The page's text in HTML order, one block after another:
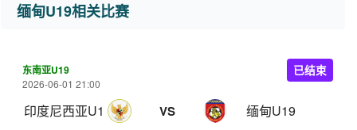
缅甸U19相关比赛
东南亚U19
2026-06-01 21:00
印度尼西亚U19 VS 缅甸U19
已结束